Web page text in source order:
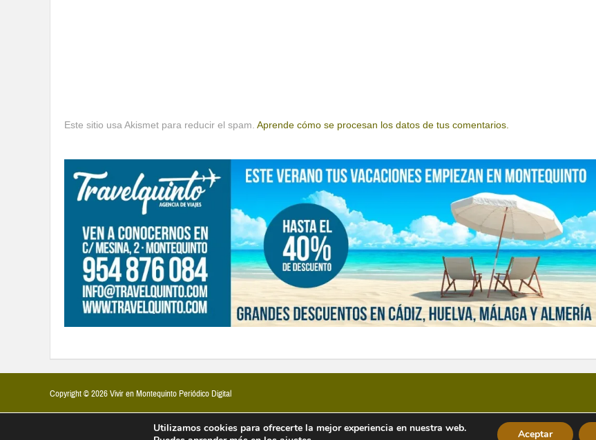
Este sitio usa Akismet para reducir el spam. Aprende cómo se procesan los datos de tus comentarios.
Copyright © 2026 Vivir en Montequinto Periódico Digital
Utilizamos cookies para ofrecerte la mejor experiencia en nuestra web.
Aceptar